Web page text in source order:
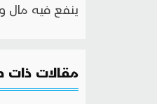
ينفع فيه مال
مقالات ذات